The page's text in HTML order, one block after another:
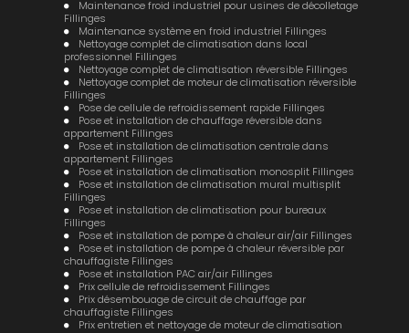
Maintenance froid industriel pour usines de décolletage
Fillinges
Maintenance système en froid industriel Fillinges
Nettoyage complet de climatisation dans local
professionnel Fillinges
Nettoyage complet de climatisation réversible Fillinges
Nettoyage complet de moteur de climatisation réversible
Fillinges
Pose de cellule de refroidissement rapide Fillinges
Pose et installation de chauffage réversible dans
appartement Fillinges
Pose et installation de climatisation centrale dans
appartement Fillinges
Pose et installation de climatisation monosplit Fillinges
Pose et installation de climatisation mural multisplit
Fillinges
Pose et installation de climatisation pour bureaux
Fillinges
Pose et installation de pompe à chaleur air/air Fillinges
Pose et installation de pompe à chaleur réversible par
chauffagiste Fillinges
Pose et installation PAC air/air Fillinges
Prix cellule de refroidissement Fillinges
Prix désembouage de circuit de chauffage par
chauffagiste Fillinges
Prix entretien et nettoyage de moteur de climatisation